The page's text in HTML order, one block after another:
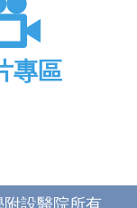
專區